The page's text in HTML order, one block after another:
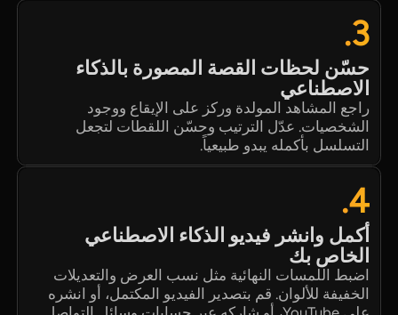
3.
حسّن لحظات القصة المصورة بالذكاء
الاصطناعي
راجع المشاهد المولدة وركز على الإيقاع ووجود
الشخصيات. عدّل الترتيب وحسّن اللقطات لتجعل
التسلسل بأكمله يبدو طبيعياً.
4.
أكمل وانشر فيديو الذكاء الاصطناعي
الخاص بك
اضبط اللمسات النهائية مثل نسب العرض والتعديلات
الخفيفة للألوان. قم بتصدير الفيديو المكتمل، أو انشره